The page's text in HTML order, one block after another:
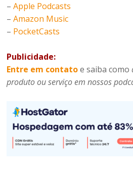
–Apple Podcasts
–Amazon Music
– PocketCasts
Publicidade:
Entre em contatoe saiba como
produto ou serviço em nossos